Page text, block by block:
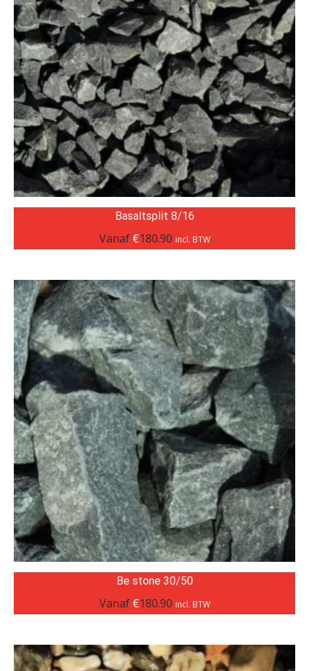
Basaltsplit 8/16
Vanaf €180.90 incl. BTW
Be stone 30/50
Vanaf €180.90 incl. BTW